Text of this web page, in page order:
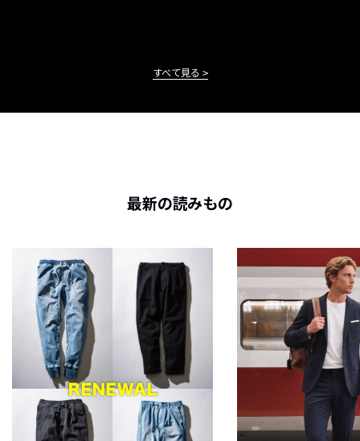
すべて見る
最新の読みもの